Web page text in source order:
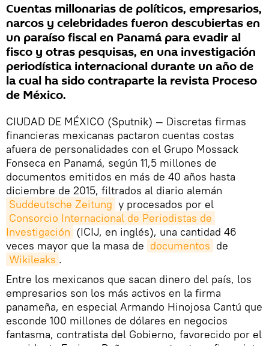
Cuentas millonarias de políticos, empresarios,
narcos y celebridades fueron descubiertas en
un paraíso fiscal en Panamá para evadir al
fisco y otras pesquisas, en una investigación
periodística internacional durante un año de
la cual ha sido contraparte la revista Proceso
de México.
CIUDAD DE MÉXICO (Sputnik) — Discretas firmas
financieras mexicanas pactaron cuentas costas
afuera de personalidades con el Grupo Mossack
Fonseca en Panamá, según 11,5 millones de
documentos emitidos en más de 40 años hasta
diciembre de 2015, filtrados al diario alemán
Suddeutsche Zeitung y procesados por el
Consorcio Internacional de Periodistas de
Investigación (ICIJ, en inglés), una cantidad 46
veces mayor que la masa de documentos de
Wikileaks .
Entre los mexicanos que sacan dinero del país, los
empresarios son los más activos en la firma
panameña, en especial Armando Hinojosa Cantú que
esconde 100 millones de dólares en negocios
fantasma, contratista del Gobierno, favorecido por el